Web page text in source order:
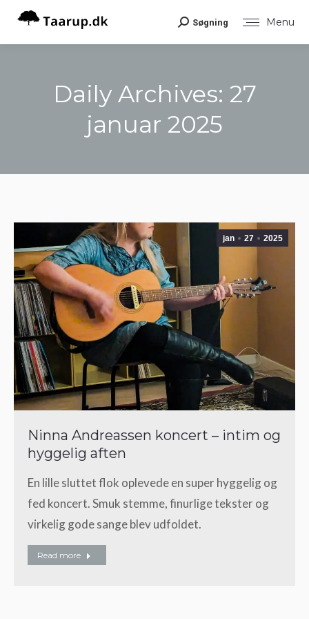
Menu
Search:
Søgning
Daily Archives: 27
januar 2025
jan 27 2025
Ninna Andreassen koncert – intim og
hyggelig aften
En lille sluttet flok oplevede en super hyggelig og
fed koncert. Smuk stemme, finurlige tekster og
virkelig gode sange blev udfoldet.
Read more